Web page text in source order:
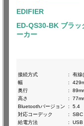
EDIFIER
ED-QS30-BK ブラ
ーカー
接続方式
:
有線
幅
:
奥行
:
高さ
:
Bluetoothバージョン
:
5.4
対応コーデック
:
SBC
給電方法
:
USB